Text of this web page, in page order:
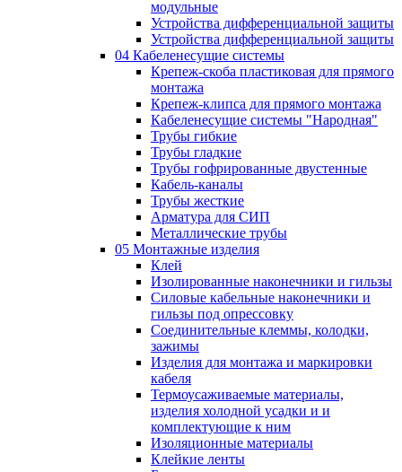
модульные
Устройства дифференциальной защиты
Устройства дифференциальной защиты
04 Кабеленесущие системы
Крепеж-скоба пластиковая для прямого
монтажа
Крепеж-клипса для прямого монтажа
Кабеленесущие системы "Народная"
Трубы гибкие
Трубы гладкие
Трубы гофрированные двустенные
Кабель-каналы
Трубы жесткие
Арматура для СИП
Металлические трубы
05 Монтажные изделия
Клей
Изолированные наконечники и гильзы
Силовые кабельные наконечники и
гильзы под опрессовку
Соединительные клеммы, колодки,
зажимы
Изделия для монтажа и маркировки
кабеля
Термоусаживаемые материалы,
изделия холодной усадки и и
комплектующие к ним
Изоляционные материалы
Клейкие ленты